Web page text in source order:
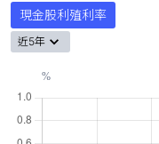
現金股利殖利率
近5年